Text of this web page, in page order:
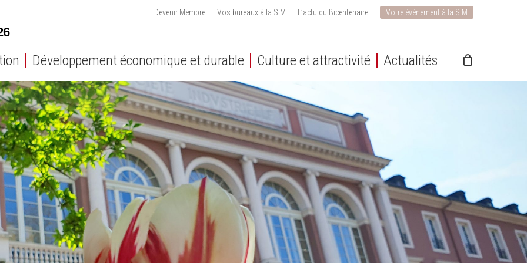
Devenir Membre Vos bureaux à la SIM L’actu du Bicentenaire Votre événement à la SIM
Développement économique et durable Culture et attractivité Actualités